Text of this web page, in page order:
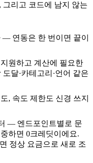
리고 코드에 남지 않는
연동은 한 번이면 끝이
원하고 계산에 필요한
달·카테고리·언어 같은
, 속도 제한도 신경 쓰지
— 엔드포인트별로 문
하면 0크레딧이에요.
정상 요금으로 새로 조